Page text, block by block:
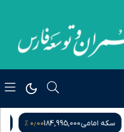
سکه امامی184,995,000۰٫۰۰ %